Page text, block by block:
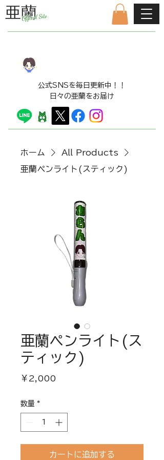
亜蘭
Offical Site
​公式SNSを毎日更新中！！
日々の亜蘭をお届け
ホーム
All Products
亜蘭ペンライト(スティック)
亜蘭ペンライト(ス
ティック)
￥2,000
数量 *
カートに追加する